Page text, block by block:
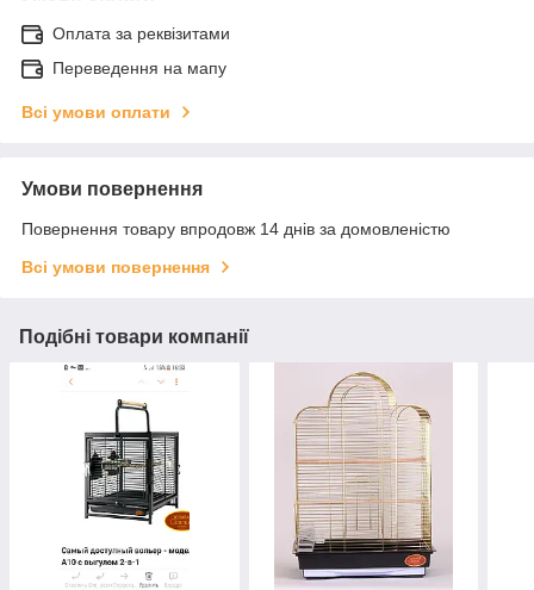
Оплата за реквізитами
Переведення на мапу
Всі умови оплати
Умови повернення
Повернення товару впродовж 14 днів за домовленістю
Всі умови повернення
Подібні товари компанії